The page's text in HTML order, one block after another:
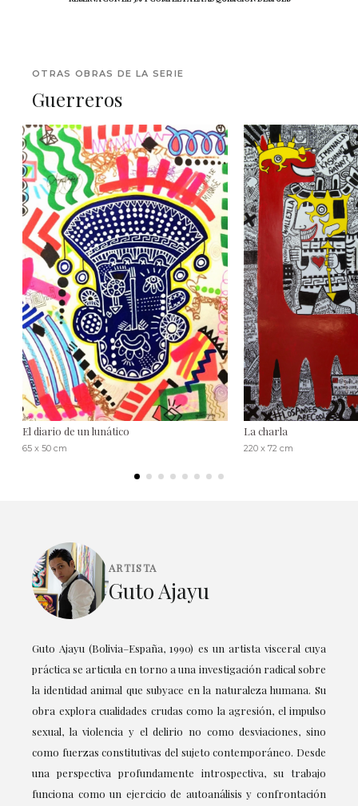
OTRAS OBRAS DE LA SERIE
Guerreros
El diario de un lunático
65 x 50 cm
La charla
220 x 72 cm
ARTISTA
Guto Ajayu
Guto Ajayu (Bolivia–España, 1990) es un artista visceral cuya
práctica se articula en torno a una investigación radical sobre
la identidad animal que subyace en la naturaleza humana. Su
obra explora cualidades crudas como la agresión, el impulso
sexual, la violencia y el delirio no como desviaciones, sino
como fuerzas constitutivas del sujeto contemporáneo. Desde
una perspectiva profundamente introspectiva, su trabajo
funciona como un ejercicio de autoanálisis y confrontación